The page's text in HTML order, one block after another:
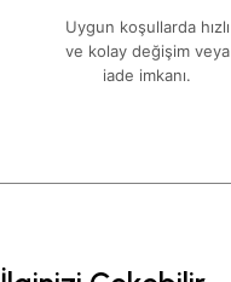
Uygun koşullarda hızlı
ve kolay değişim veya
iade imkanı.